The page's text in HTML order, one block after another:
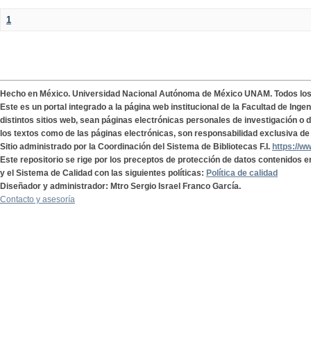
1
Hecho en México. Universidad Nacional Autónoma de México UNAM. Todos
Este es un portal integrado a la página web institucional de la Facultad de
distintos sitios web, sean páginas electrónicas personales de investigación o
los textos como de las páginas electrónicas, son responsabilidad exclusiva
Sitio administrado por la Coordinación del Sistema de Bibliotecas F.I. https://
Este repositorio se rige por los preceptos de protección de datos contenidos
y el Sistema de Calidad con las siguientes políticas: Política de calidad
Diseñador y administrador: Mtro Sergio Israel Franco García.
Contacto y asesoría